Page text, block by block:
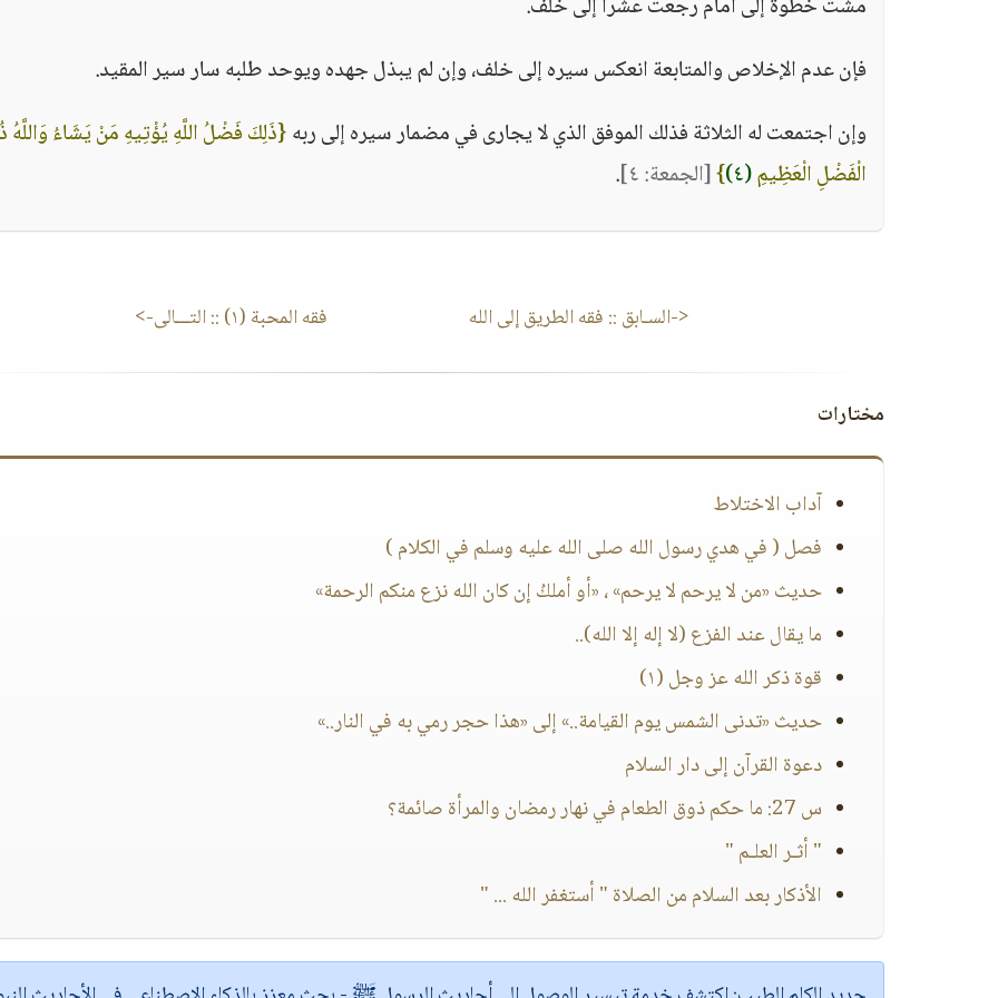
مشت خطوة إلى أمام رجعت عشراً إلى خلف.
فإن عدم الإخلاص والمتابعة انعكس سيره إلى خلف، وإن لم يبذل جهده ويوحد طلبه سار سير المقيد.
وإن اجتمعت له الثلاثة فذلك الموفق الذي لا يجارى في مضمار سيره إلى ربه{ذَلِكَ فَضْلُ اللَّهِ يُؤْتِيهِ مَنْ يَشَاءُ وَاللَّهُ
الْفَضْلِ الْعَظِيمِ(٤) }[الجمعة: ٤] .
<-السـابق :: فقه الطريق إلى الله فقه المحبة (١) :: التـــالى->
مختارات
آداب الاختلاط
فصل ( في هدي رسول الله صلى الله عليه وسلم في الكلام )
حديث «من لا يرحم لا يرحم» ، «أو أملكُ إن كان الله نزع منكم الرحمة»
ما يقال عند الفزع (لا إله إلا الله)..
قوة ذكر الله عز وجل (١)
حديث «تدنى الشمس يوم القيامة..» إلى «هذا حجر رمي به في النار..»
دعوة القرآن إلى دار السلام
س 27: ما حكم ذوق الطعام في نهار رمضان والمرأة صائمة؟
" أثـر العلـم "
الأذكار بعد السلام من الصلاة " أستغفر الله ... "‏